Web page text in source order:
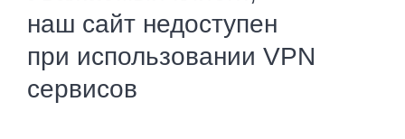
наш сайт недоступен
при использовании VPN
сервисов